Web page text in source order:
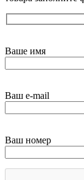
Ваше имя
Ваш e-mail
Ваш номер